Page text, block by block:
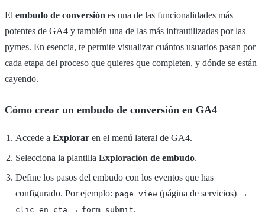
El embudo de conversión es una de las funcionalidades más
potentes de GA4 y también una de las más infrautilizadas por las
pymes. En esencia, te permite visualizar cuántos usuarios pasan por
cada etapa del proceso que quieres que completen, y dónde se están
cayendo.
Cómo crear un embudo de conversión en GA4
Accede aExplorar en el menú lateral de GA4.
Selecciona la plantillaExploración de embudo.
Define los pasos del embudo con los eventos que has
configurado. Por ejemplo: page_view (página de servicios) →
clic_en_cta → form_submit.